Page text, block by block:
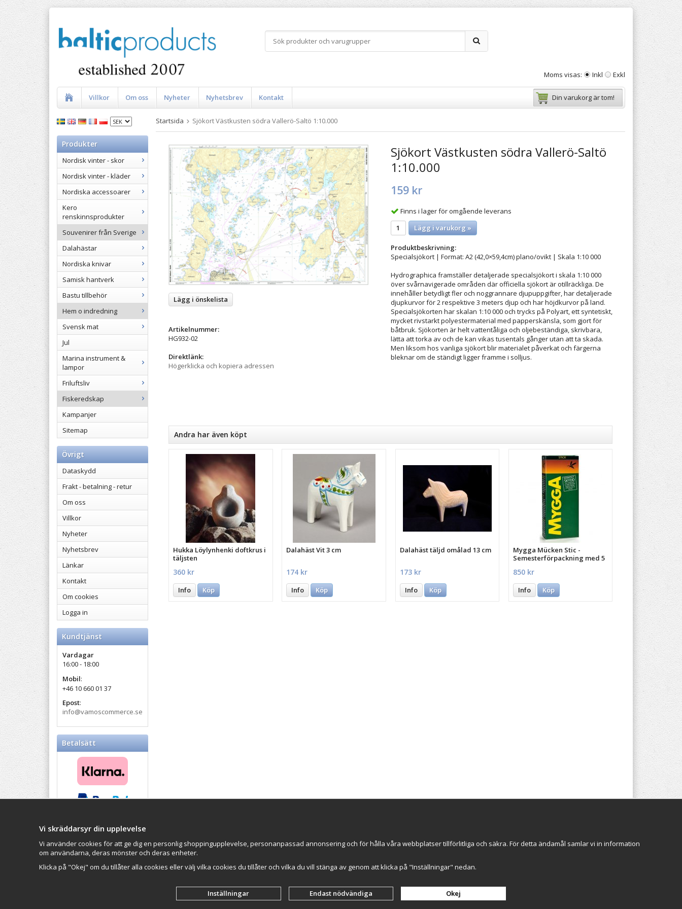
Moms visas: Inkl Exkl
Villkor Om oss Nyheter Nyhetsbrev Kontakt Din varukorg är tom!
Produkter
Nordisk vinter - skor
Nordisk vinter - kläder
Nordiska accessoarer
Kero
renskinnsprodukter
Souvenirer från Sverige
Dalahästar
Nordiska knivar
Samisk hantverk
Bastu tillbehör
Hem o indredning
Svensk mat
Jul
Marina instrument &
lampor
Friluftsliv
Fiskeredskap
Kampanjer
Sitemap
Övrigt
Dataskydd
Frakt - betalning - retur
Om oss
Villkor
Nyheter
Nyhetsbrev
Länkar
Kontakt
Om cookies
Logga in
Kundtjänst
Vardagar
16:00 - 18:00
Mobil:
+46 10 660 01 37
Epost:
info@vamoscommerce.se
Betalsätt
Startsida Sjökort Västkusten södra Vallerö-Saltö 1:10.000
Sjökort Västkusten södra Vallerö-Saltö
1:10.000
159 kr
Finns i lager för omgående leverans
Lägg i varukorg »
Produktbeskrivning:
Specialsjökort | Format: A2 (42,0×59,4cm) plano/ovikt | Skala 1:10 000
Hydrographica framställer detaljerade specialsjökort i skala 1:10 000
över svårnavigerade områden där officiella sjökort är otillräckliga. De
innehåller betydligt fler och noggrannare djupuppgifter, har detaljerade
djupkurvor för 2 respektive 3 meters djup och har höjdkurvor på land.
Specialsjökorten har skalan 1:10 000 och trycks på Polyart, ett syntetiskt,
mycket rivstarkt polyestermaterial med papperskänsla, som gjort för
båtbruk. Sjökorten är helt vattentåliga och oljebeständiga, skrivbara,
lätta att torka av och de kan vikas tusentals gånger utan att ta skada.
Men liksom hos vanliga sjökort blir materialet påverkat och färgerna
bleknar om de ständigt ligger framme i solljus.
Lägg i önskelista
Artikelnummer:
HG932-02
Direktlänk:
Högerklicka och kopiera adressen
Andra har även köpt
Hukka Löylynhenki doftkrus i
täljsten
360 kr
Info Köp
Dalahäst Vit 3 cm
174 kr
Info Köp
Dalahäst täljd omålad 13 cm
173 kr
Info Köp
Mygga Mücken Stic -
Semesterförpackning med 5
850 kr
Info Köp
Balticproducts.eu- Your
Northern European online
storesince 2007
Anmäl mig
VAMOS Commerce AB
Organisationsnummer: 559502-0453
Drift & produktion:Wikinggruppen
Vi skräddarsyr din upplevelse
Vi använder cookies för att ge dig en personlig shoppingupplevelse, personanpassad annonsering och för hålla våra webbplatser tillförlitliga och säkra. För detta ändamål samlar vi in information
om användarna, deras mönster och deras enheter.
Klicka på "Okej" om du tillåter alla cookies eller välj vilka cookies du tillåter och vilka du vill stänga av genom att klicka på "Inställningar" nedan.
Inställningar Endast nödvändiga Okej